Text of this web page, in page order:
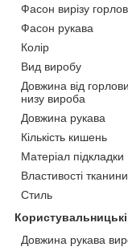
Фасон вирізу
Фасон рукава
Колір
Вид виробу
Довжина від
низу вироба
Довжина рукава
Кількість кишень
Матеріал підкладки
Властивості тканини
Стиль
Довжина рукава